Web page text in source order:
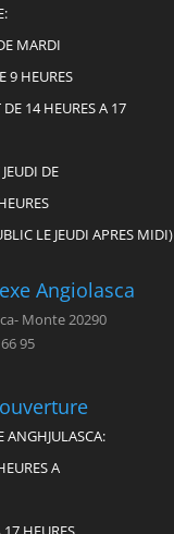
MARDI
9 HEURES
14 HEURES A 17
DE
LE JEUDI APRES MIDI)
Angiolasca
Monte 20290
95
ANGHJULASCA:
A